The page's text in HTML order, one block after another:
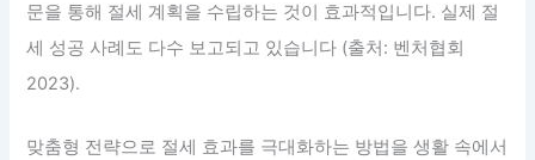
문을 통해 절세 계획을 수립하는 것이 효과적입니다. 실제 절
세 성공 사례도 다수 보고되고 있습니다 (출처: 벤처협회
2023).
맞춤형 전략으로 절세 효과를 극대화하는 방법을 생활 속에서